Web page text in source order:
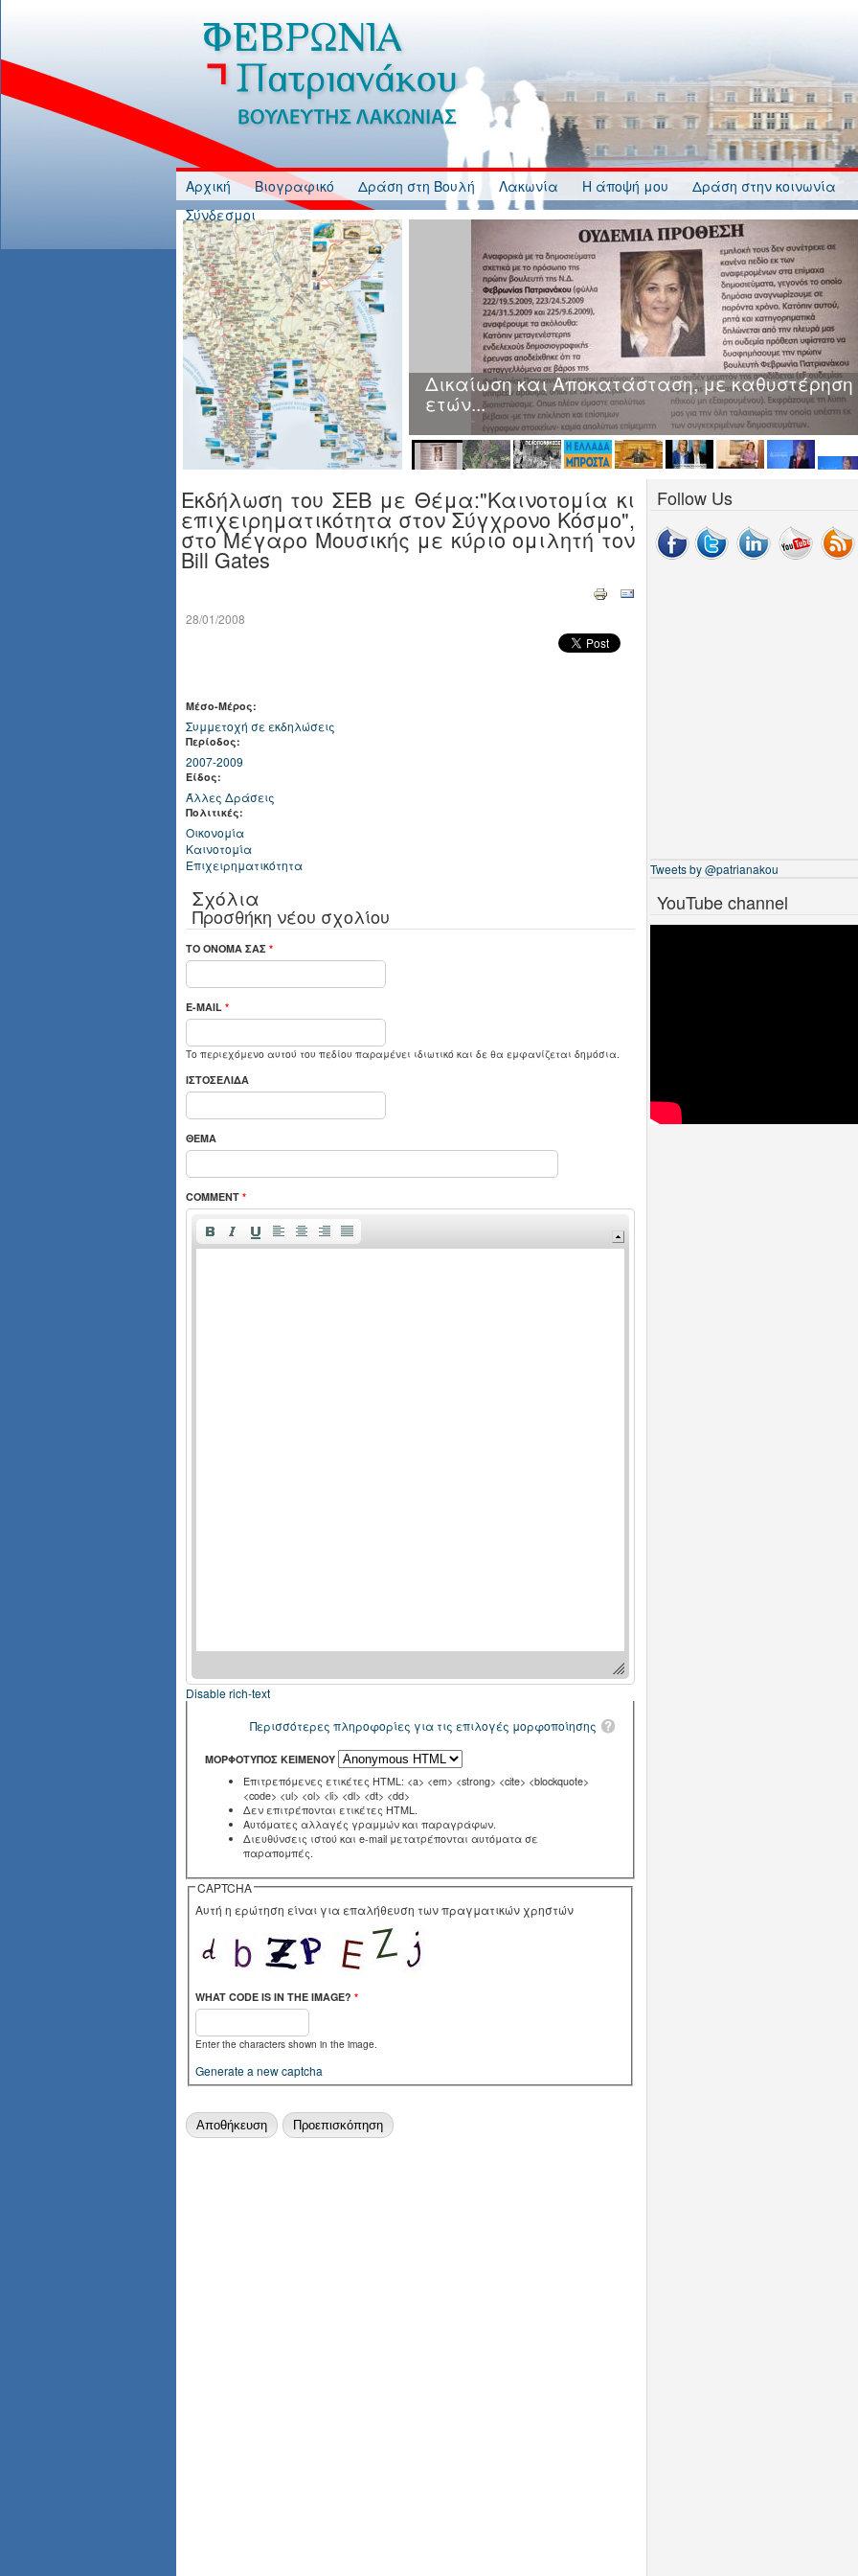
Αρχική Βιογραφικό Δράση στη Βουλή Λακωνία Η άποψή μου Δράση στην κοινωνία
Σύνδεσμοι
Κυβερνητική Ανικανότητα, Ανευθυνότητα,
και Αδιαφορία στη διαδικασία κατάρτισης και
ανάρτησης Δασικών Χαρτών
Εκδήλωση του ΣΕΒ με Θέμα:"Καινοτομία κι
επιχειρηματικότητα στον Σύγχρονο Κόσμο",
στο Μέγαρο Μουσικής με κύριο ομιλητή τον
Bill Gates
28/01/2008
Μέσο-Μέρος:
Συμμετοχή σε εκδηλώσεις
Περίοδος:
2007-2009
Είδος:
Άλλες Δράσεις
Πολιτικές:
Οικονομία
Καινοτομία
Επιχειρηματικότητα
Σχόλια
Προσθήκη νέου σχολίου
ΤΟ ΌΝΟΜΆ ΣΑΣ *
E-MAIL *
Το περιεχόμενο αυτού του πεδίου παραμένει ιδιωτικό και δε θα εμφανίζεται δημόσια.
ΙΣΤΟΣΕΛΊΔΑ
ΘΈΜΑ
COMMENT *
Disable rich-text
Περισσότερες πληροφορίες για τις επιλογές μορφοποίησης
ΜΟΡΦΌΤΥΠΟΣ ΚΕΙΜΈΝΟΥ
Επιτρεπόμενες ετικέτες HTML: <a> <em> <strong> <cite> <blockquote>
<code> <ul> <ol> <li> <dl> <dt> <dd>
Δεν επιτρέπονται ετικέτες HTML.
Αυτόματες αλλαγές γραμμών και παραγράφων.
Διευθύνσεις ιστού και e-mail μετατρέπονται αυτόματα σε
παραπομπές.
CAPTCHA
Αυτή η ερώτηση είναι για επαλήθευση των πραγματικών χρηστών
WHAT CODE IS IN THE IMAGE? *
Enter the characters shown in the image.
Generate a new captcha
Follow Us
Tweets by @patrianakou
YouTube channel